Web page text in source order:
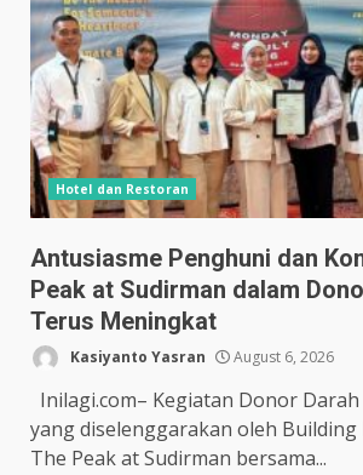
Hotel dan Restoran
Antusiasme Penghuni dan
Peak at Sudirman dalam
Terus Meningkat
Kasiyanto Yasran August 6, 2026
Inilagi.com– Kegiatan Donor
yang diselenggarakan oleh
The Peak at Sudirman bersama...